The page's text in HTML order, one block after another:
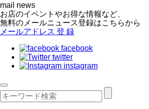
mail news
お店のイベントやお得な情報など、
無料のメールニュース登録はこちらから
メールアドレス 登 録
facebook
twitter
instagram